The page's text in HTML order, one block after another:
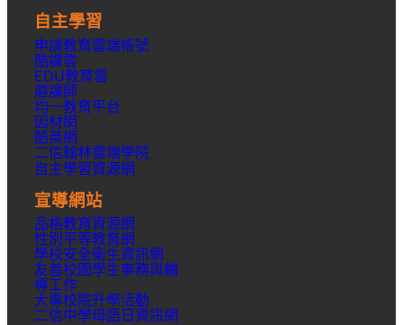
自主學習
申請教育雲端帳號
酷課雲
EDU教育雲
磨課師
均一教育平台
因材網
酷英網
二信翰林雲端學院
自主學習資源網
宣導網站
品格教育資源網
性別平等教育網
學校安全衛生資訊網
友善校園學生事務與輔
導工作
大專校院升學活動
二信中學母語日資訊網